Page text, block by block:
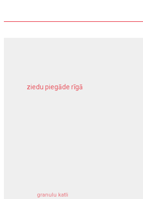
ziedu piegāde rīgā
granulu katli